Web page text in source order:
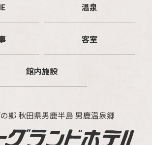
温泉
客室
館内施設
郷 秋田県男鹿半島 男鹿温泉郷